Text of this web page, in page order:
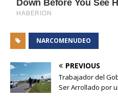
NARCOMENUDEO
PREVIOUS
Trabajador del
Ser Arrollado por